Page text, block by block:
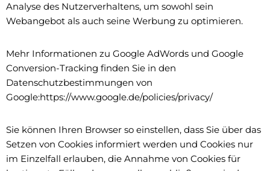
Analyse des Nutzerverhaltens, um sowohl sein
Webangebot als auch seine Werbung zu optimieren.
Mehr Informationen zu Google AdWords und Google
Conversion-Tracking finden Sie in den
Datenschutzbestimmungen von
Google:https://www.google.de/policies/privacy/
Sie können Ihren Browser so einstellen, dass Sie über das
Setzen von Cookies informiert werden und Cookies nur
im Einzelfall erlauben, die Annahme von Cookies für